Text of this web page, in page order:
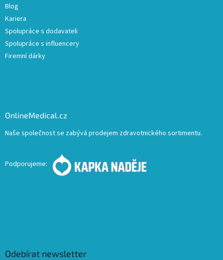
Blog
Kariera
Spolupráce s dodavateli
Spolupráce s influencery
Firemní dárky
OnlineMedical.cz
Naše společnost se zabývá prodejem zdravotnického sortimentu.
Podporujeme:
Odebírat newsletter